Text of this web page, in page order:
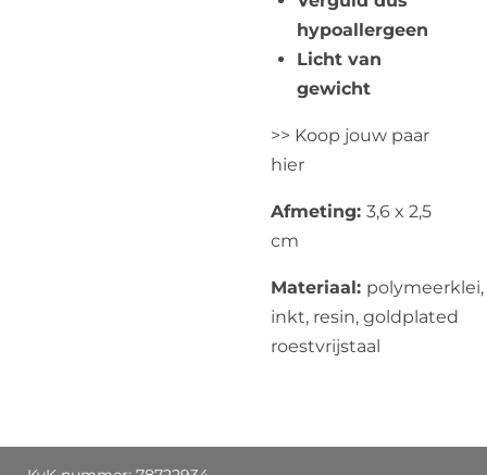
hypoallergeen
Licht van
gewicht
>> Koop jouw paar
hier
Afmeting: 3,6 x 2,5
cm
Materiaal: polymeerklei,
inkt, resin, goldplated
roestvrijstaal